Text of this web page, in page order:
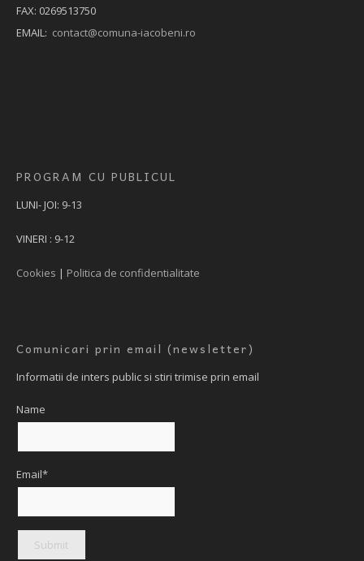
FAX: 0269513750
EMAIL: contact@comuna-iacobeni.ro
PROGRAM CU PUBLICUL
LUNI- JOI: 9-13
VINERI : 9-12
Cookies | Politica de confidentialitate
Comunicari prin email (newsletter)
Informatii de inters public si stiri trimise prin email
Name
Email*